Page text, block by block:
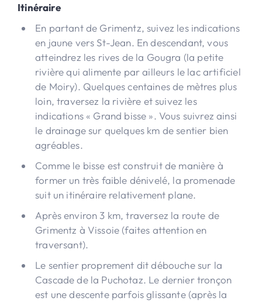
Itinéraire
En partant de Grimentz, suivez les indications
en jaune vers St-Jean. En descendant, vous
atteindrez les rives de la Gougra (la petite
rivière qui alimente par ailleurs le lac artificiel
de Moiry). Quelques centaines de mètres plus
loin, traversez la rivière et suivez les
indications « Grand bisse ». Vous suivrez ainsi
le drainage sur quelques km de sentier bien
agréables.
Comme le bisse est construit de manière à
former un très faible dénivelé, la promenade
suit un itinéraire relativement plane.
Après environ 3 km, traversez la route de
Grimentz à Vissoie (faites attention en
traversant).
Le sentier proprement dit débouche sur la
Cascade de la Puchotaz. Le dernier tronçon
est une descente parfois glissante (après la